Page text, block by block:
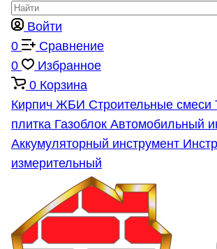
Войти
0
Сравнение
0
Избранное
0 Корзина
Кирпич ЖБИ Строительные смеси
плитка Газоблок Автомобильный
Аккумуляторный инструмент
измерительный